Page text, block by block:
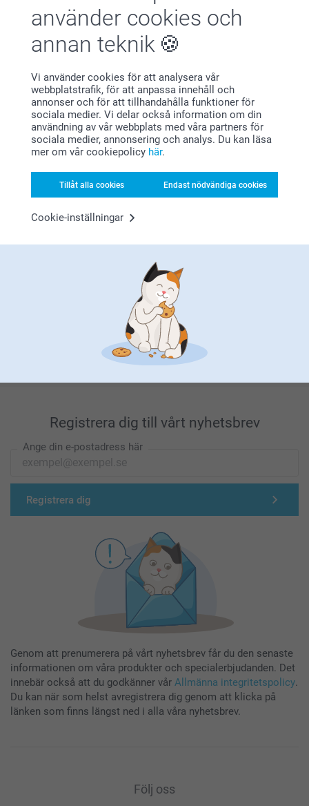
använder cookies och
annan teknik
Vi använder cookies för att analysera vår
webbplatstrafik, för att anpassa innehåll och
annonser och för att tillhandahålla funktioner för
sociala medier. Vi delar också information om din
användning av vår webbplats med våra partners för
sociala medier, annonsering och analys. Du kan läsa
mer om vår cookiepolicy här.
Tillåt alla cookies Endast nödvändiga cookies
Cookie-inställningar
Bonus på alla dina köp
Letar du efter inspiration?
Förstklassig kundservice
Registrera dig till vårt nyhetsbrev
Ange din e-postadress här
Registrera dig
Genom att prenumerera på vårt nyhetsbrev får du den senaste
informationen om våra produkter och specialerbjudanden. Det
innebär också att du godkänner vår Allmänna integritetspolicy.
Du kan när som helst avregistrera dig genom att klicka på
länken som finns längst ned i alla våra nyhetsbrev.
Följ oss